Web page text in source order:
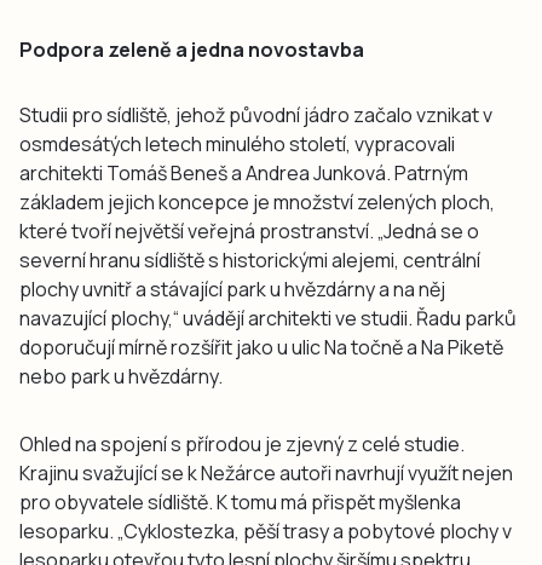
Podpora zeleně a jedna novostavba
Studii pro sídliště, jehož původní jádro začalo vznikat v
osmdesátých letech minulého století, vypracovali
architekti Tomáš Beneš a Andrea Junková. Patrným
základem jejich koncepce je množství zelených ploch,
které tvoří největší veřejná prostranství. „Jedná se o
severní hranu sídliště s historickými alejemi, centrální
plochy uvnitř a stávající park u hvězdárny a na něj
navazující plochy,“ uvádějí architekti ve studii. Řadu parků
doporučují mírně rozšířit jako u ulic Na točně a Na Piketě
nebo park u hvězdárny.
Ohled na spojení s přírodou je zjevný z celé studie.
Krajinu svažující se k Nežárce autoři navrhují využít nejen
pro obyvatele sídliště. K tomu má přispět myšlenka
lesoparku. „Cyklostezka, pěší trasy a pobytové plochy v